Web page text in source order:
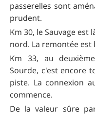
passerelles sont
prudent.
Km 30, le Sauvage est
nord. La remontée est
Km 33, au
Sourde, c'est encore
piste. La connexion
commence.
De la valeur sûre